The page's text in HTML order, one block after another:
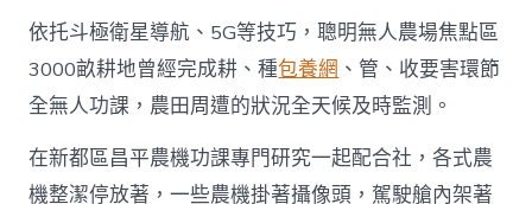
糧
倉”
扶
植
_
中
國
查
依托斗極衛星導航、5G等技巧，聰明無人農場焦點區
3000畝耕地曾經完成耕、種包養網 、管、收要害環節
全無人功課，農田周遭的狀況全天候及時監測。
在新都區昌平農機功課專門研究一起配合社，各式農
機整潔停放著，一些農機掛著攝像頭，駕駛艙內架著